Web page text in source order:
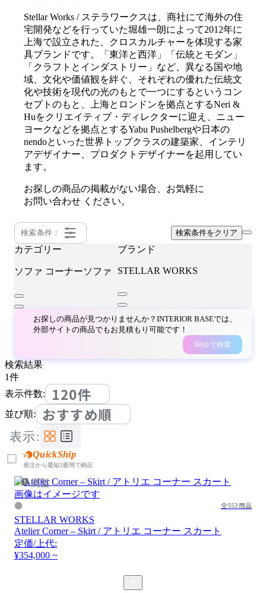
Stellar Works / ステラワークスは、商社にて海外の住
宅開発などを行っていた堀雄一朗によって2012年に
上海で設立された、クロスカルチャーを体現する家
具ブランドです。「東洋と西洋」「伝統とモダン」
「クラフトとインダストリー」など、異なる国や地
域、文化や価値観を絆ぐ、それぞれの優れた伝統文
化や技術を現代の光のもとで一つにするというコン
セプトのもと、上海とロンドンを拠点とするNeri &
Huをクリエイティブ・ディレクターに迎え、ニュー
ヨークなどを拠点とするYabu Pushelbergや日本の
nendoといった世界トップクラスの建築家、インテリ
アデザイナー、プロダクトデザイナーを起用してい
ます。
お探しの商品の掲載がない場合、お気軽に
お問い合わせ ください。
検索条件： 検索条件をクリア
カテゴリー
ソファ コーナーソファ
ブランド
STELLAR WORKS
お探しの商品が見つかりませんか？INTERIOR BASEでは、
外部サイトの商品でもお見積もり可能です！
Webで検索
検索結果
1件
表示件数:
120件
並び順: おすすめ順
表示:
QuickShip
発注から最短2週間で納品
廃盤
画像はイメージです
全553商品
STELLAR WORKS
Atelier Corner – Skirt / アトリエ コーナー スカート
定価/上代:
¥354,000 ~